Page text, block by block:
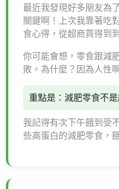
最近我發現好多朋友為
關鍵啊！上次我靠著吃
食心得，從超商買得到
你可能會想，零食跟減
敗。為什麼？因為人性
重點是：減肥零食不
我記得有次下午餓到受
些高蛋白的減肥零食，